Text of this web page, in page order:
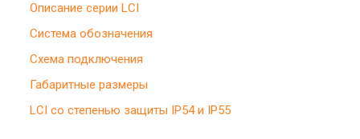
Описание серии LCI
Система обозначения
Схема подключения
Габаритные размеры
LCI со степенью защиты IP54 и IP55